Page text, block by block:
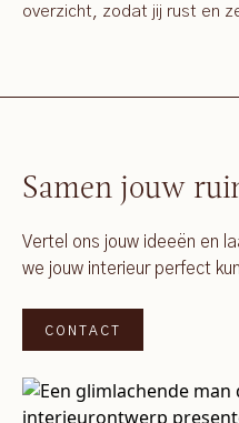
overzicht, zodat jij rust en
Samen jouw
Vertel ons jouw ideeën en
we jouw interieur perfect
CONTACT